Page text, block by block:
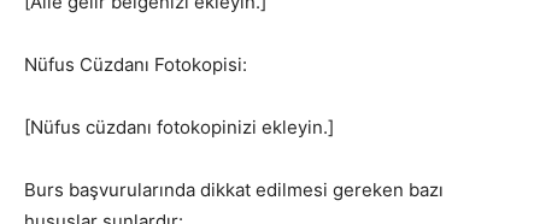
Nüfus Cüzdanı Fotokopisi:
[Nüfus cüzdanı fotokopinizi ekleyin.]
Burs başvurularında dikkat edilmesi gereken bazı